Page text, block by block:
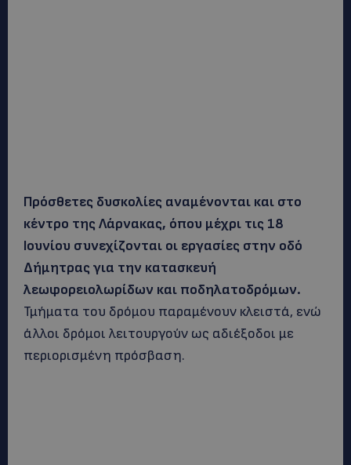
Πρόσθετες δυσκολίες αναμένονται και στο
κέντρο της Λάρνακας, όπου μέχρι τις 18
Ιουνίου συνεχίζονται οι εργασίες στην οδό
Δήμητρας για την κατασκευή
λεωφορειολωρίδων και ποδηλατοδρόμων.
Τμήματα του δρόμου παραμένουν κλειστά, ενώ
άλλοι δρόμοι λειτουργούν ως αδιέξοδοι με
περιορισμένη πρόσβαση.